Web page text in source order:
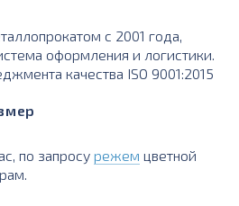
с 2001 года,
оформления и логистики.
качества ISO 9001:2015
по запросу режем цветной